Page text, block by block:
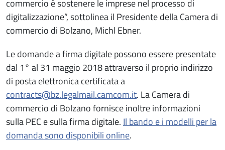
commercio è sostenere le imprese nel processo di
digitalizzazione”, sottolinea il Presidente della Camera di
commercio di Bolzano, Michl Ebner.
Le domande a firma digitale possono essere presentate
dal 1° al 31 maggio 2018 attraverso il proprio indirizzo
di posta elettronica certificata a
contracts@bz.legalmail.camcom.it. La Camera di
commercio di Bolzano fornisce inoltre informazioni
sulla PEC e sulla firma digitale.Il bando e i modelli per la
domanda sono disponibili online.